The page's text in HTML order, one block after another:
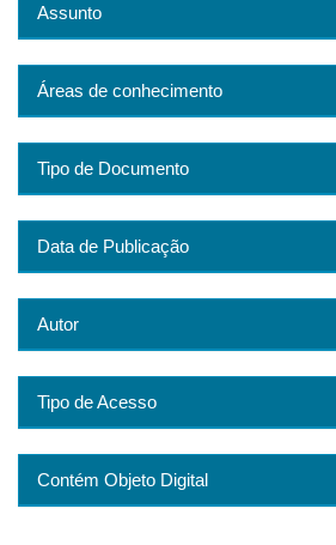
Assunto
Áreas de conhecimento
Tipo de Documento
Data de Publicação
Autor
Tipo de Acesso
Contém Objeto Digital